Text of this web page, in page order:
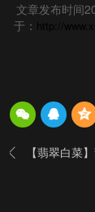
文章发布时间
于： http://
 【翡翠白菜】翡翠玉石挂